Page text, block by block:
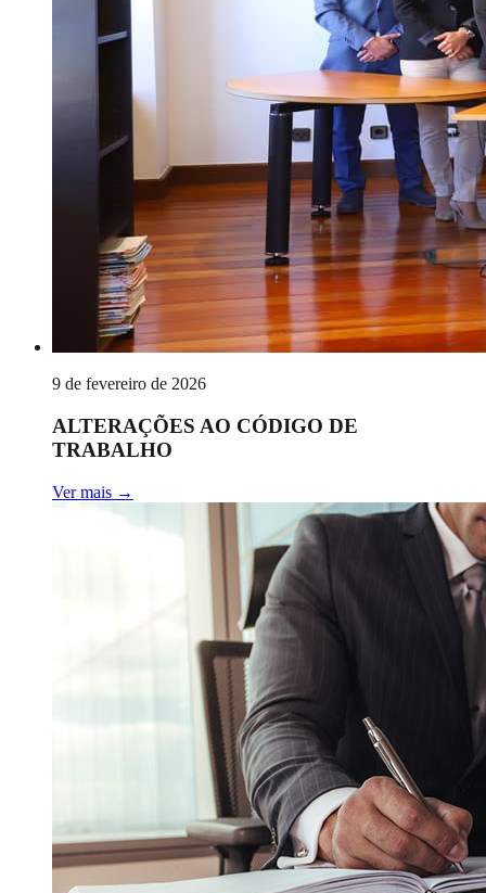
9 de fevereiro de 2026
ALTERAÇÕES AO CÓDIGO DE
TRABALHO
Ver mais →